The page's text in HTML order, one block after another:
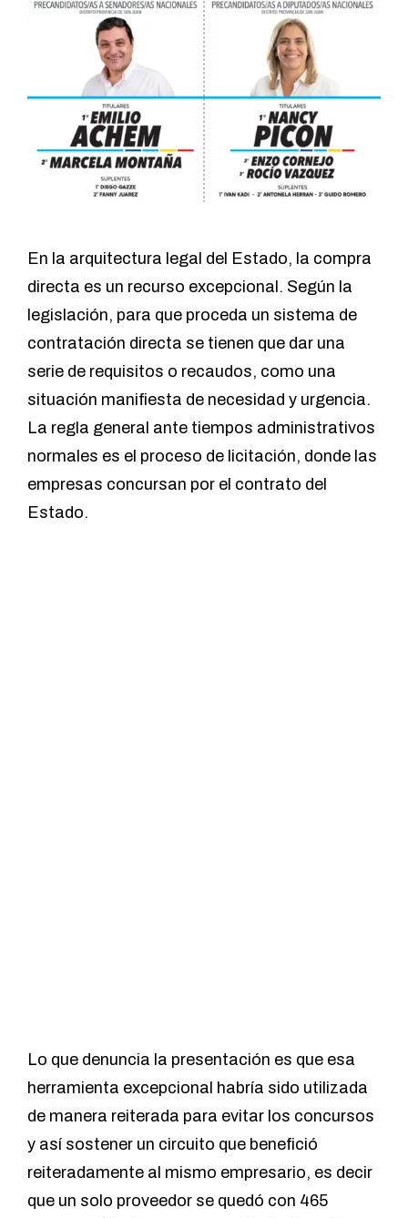
En la arquitectura legal del Estado, la compra
directa es un recurso excepcional. Según la
legislación, para que proceda un sistema de
contratación directa se tienen que dar una
serie de requisitos o recaudos, como una
situación manifiesta de necesidad y urgencia.
La regla general ante tiempos administrativos
normales es el proceso de licitación, donde las
empresas concursan por el contrato del
Estado.
Lo que denuncia la presentación es que esa
herramienta excepcional habría sido utilizada
de manera reiterada para evitar los concursos
y así sostener un circuito que benefició
reiteradamente al mismo empresario, es decir
que un solo proveedor se quedó con 465